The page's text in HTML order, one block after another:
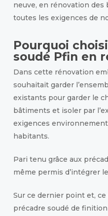
neuve, en rénovation
toutes les exigences de
Pourquoi
soudé Pfin en
Dans cette rénovation
souhaitait garder
existants pour garder le
bâtiments et isoler par
exigences
habitants.
Pari tenu grâce aux
même permis d’intégrer
Sur ce dernier point et, ce
précadre soudé de